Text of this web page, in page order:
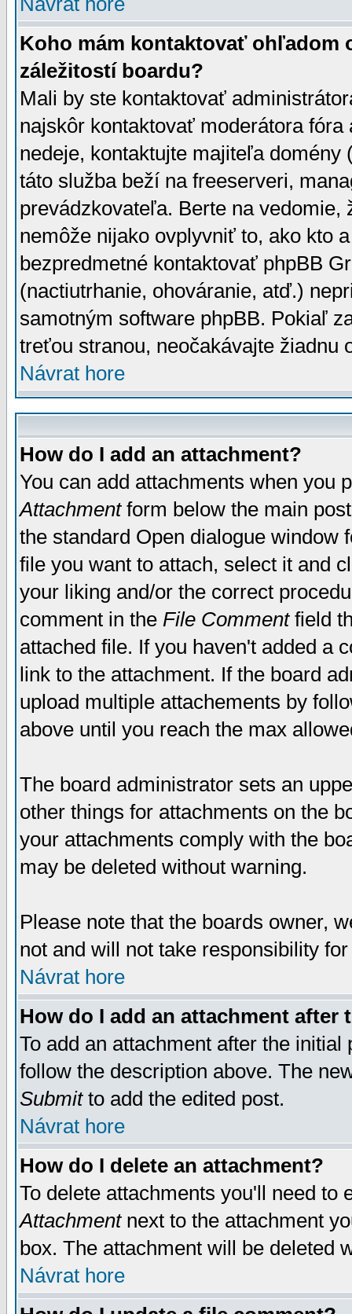
Koho mám kontaktovať ohľadom
záležitostí boardu?
Mali by ste kontaktovať
najskôr kontaktovať moderátora
nedeje, kontaktujte majiteľa
táto služba beží na freeserveri,
prevádzkovateľa. Berte na vedomie,
nemôže nijako ovplyvniť to, ako kto
bezpredmetné kontaktovať phpBB
(nactiutrhanie, ohováranie, atď.)
samotným software phpBB. Pokiaľ
treťou stranou, neočakávajte žiadnu
Návrat hore
How do I add an attachment?
You can add attachments when you
Attachmentform below the main
the standard Open dialogue window
file you want to attach, select it and
your liking and/or the correct
comment in the File Commentfield
attached file. If you haven't added a
link to the attachment. If the board
upload multiple attachements by
above until you reach the max
The board administrator sets an
other things for attachments on the
your attachments comply with the
may be deleted without warning.
Please note that the boards owner,
not and will not take responsibility
Návrat hore
How do I add an attachment after
To add an attachment after the
follow the description above. The
Submitto add the edited post.
Návrat hore
How do I delete an attachment?
To delete attachments you'll need
Attachmentnext to the attachment
box. The attachment will be deleted
Návrat hore